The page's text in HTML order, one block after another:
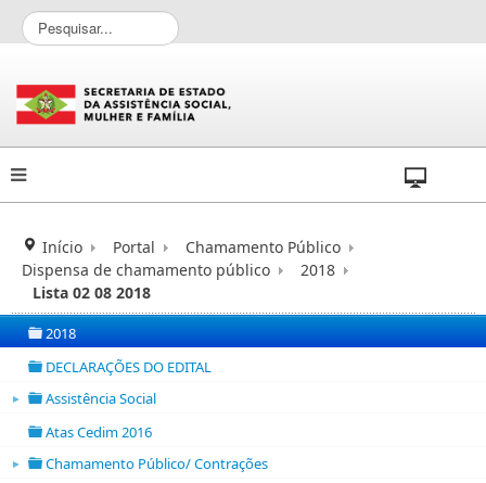
P
e
q
u
i
s
a
.
Início Portal
Chamamento Público
Dispensa de chamamento público
2018
Lista 02 08 2018
folder
2018
DECLARAÇÕES DO EDITAL
► Assistência Social
Atas Cedim 2016
► Chamamento Público/ Contrações